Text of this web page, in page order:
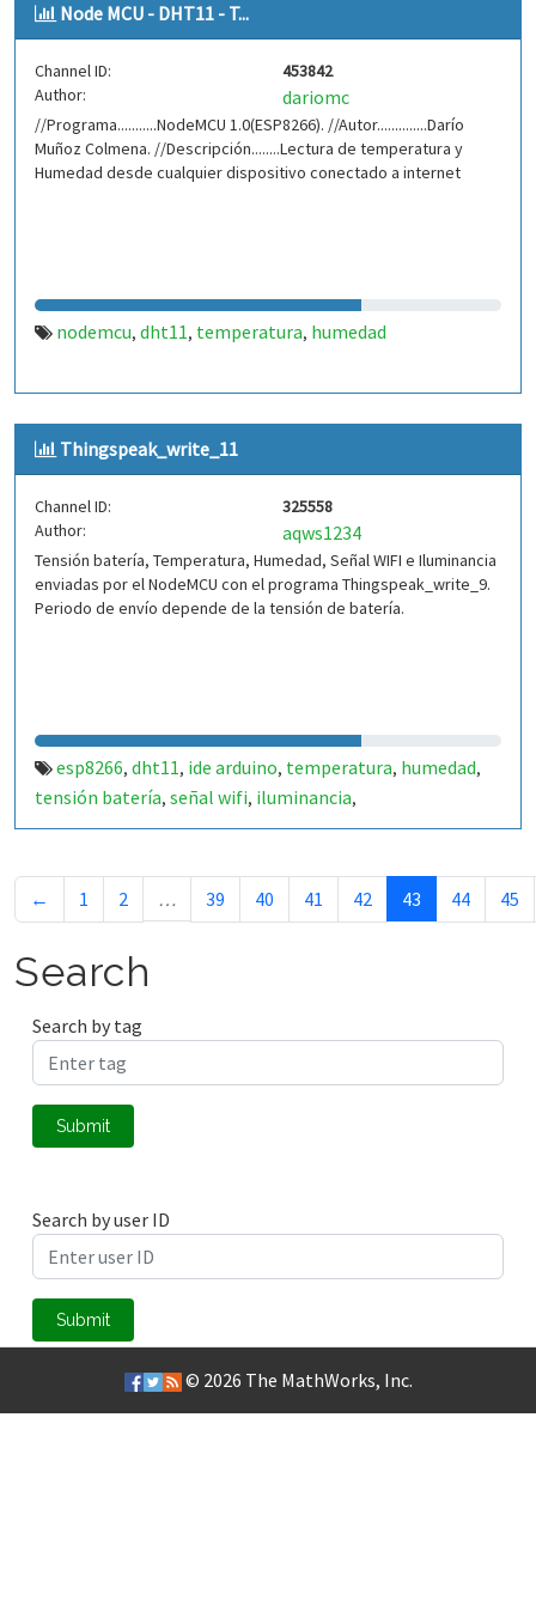
Node MCU - DHT11 - T...
Channel ID:
453842
Author:
dariomc
//Programa...........NodeMCU 1.0(ESP8266). //Autor..............Darío
Muñoz Colmena. //Descripción........Lectura de temperatura y
Humedad desde cualquier dispositivo conectado a internet
nodemcu, dht11, temperatura, humedad
Thingspeak_write_11
Channel ID:
325558
Author:
aqws1234
Tensión batería, Temperatura, Humedad, Señal WIFI e Iluminancia
enviadas por el NodeMCU con el programa Thingspeak_write_9.
Periodo de envío depende de la tensión de batería.
esp8266, dht11, ide arduino, temperatura, humedad,
tensión batería, señal wifi, iluminancia,
thingspeak_write_11
← 1 2 … 39 40 41 42 43 44 45
Search
Search by tag
Submit
Search by user ID
Submit
© 2026 The MathWorks, Inc.